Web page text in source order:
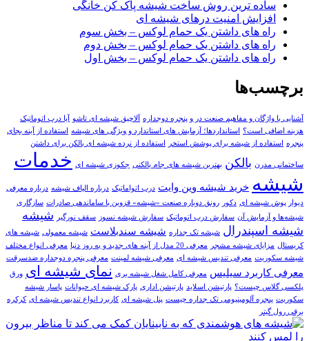
ساده ترین روش ساخت شیشه پاک کن خانگی
افزایش امنیت درهای شیشه ای
راه های داشتن یک حمام لوکس – بخش سوم
راه های داشتن یک حمام لوکس – بخش دوم
راه های داشتن یک حمام لوکس – بخش اول
برچسب‌ها
آشنایی با واژگان و مفاهیم صنعت در و پنجره دوجداره آلاچیق شیشه ای تاشو
آیا درب اتوماتیک
هزینه اضافی است؟
استانداردها؛ آزمایش های استاندارد و ویژگی های شیشه
استفاده از آینه بجای
پنجره
استفاده از شیشه برای پوشش استخر استفاده از نرده شیشه ای بالکن برای داشتن
ساختمانی مدرن بالکن بهترین شیشه های جام بالکنی جکوزی شیشه ای خدمات
شیشه خرید شيشه وين وايت درب اتواماتیک درباره الیاف شیشه درباره معرفی
دیوار پوش شیشه ای دکور رونق دوباره صنعت «شیشه» قزوین با ساماندهی صادرات سازگاری
شیشه‌ها و آزمایش آن سفارش درب اتوماتيک سفارش شيشه نسوز سقف نورگیر
شيشه
شیشه اسپندرال شیشه تک جداره شیشه سندبلاست شیشه معمولی شیشه های
کریستال مزایای شیشه مشجر معرفی 20 مدل از آینه های جدید و به روز دنیا
معرفی انواع مختلف
شیشه سکوریت معرفی تندیس شیشه ای معرفی شیشه لمینت معرفی پنجره دوجداره ضدسرقت
معرفی کاربرد سیلیس معرفی کامل شغل شیشه بری نمای شیشه ای ورق
پلکسی گلاس چیست؟ پارتيشن اسلايد پارتیشن اداری پارک شیشه ای حیوانات پاسار شيشه
سکوريت پنجره آلومینیومی تک جداره چیست پنل شیشه ای کاربرد انواع تندیس شیشه ای کرکره
برقی رول گیتر